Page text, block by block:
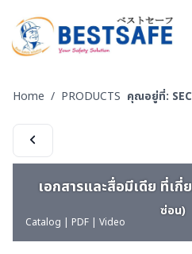
Home / PRODUCTS คุณอยู่ที่: SECTION 09
เอกสารและสื่อมีเดีย ที่เกี่
ซ่อน)
Catalog | PDF | Video